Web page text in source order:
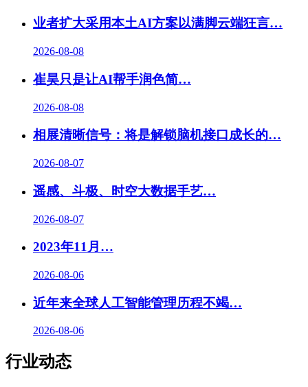
业者扩大采用本土AI方案以满脚云端狂言…
2026-08-08
崔昊只是让AI帮手润色简…
2026-08-08
相展清晰信号：将是解锁脑机接口成长的…
2026-08-07
遥感、斗极、时空大数据手艺…
2026-08-07
2023年11月…
2026-08-06
近年来全球人工智能管理历程不竭…
2026-08-06
行业动态